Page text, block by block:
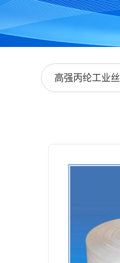
高强丙纶工业丝